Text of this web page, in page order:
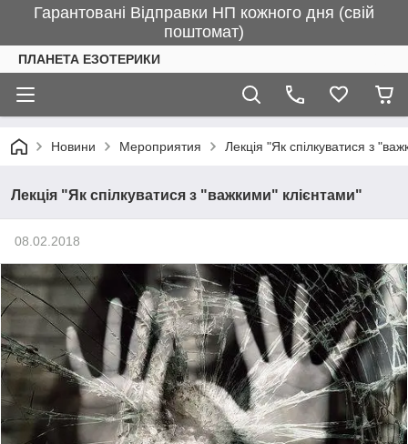
Гарантовані Відправки НП кожного дня (свій
поштомат)
ПЛАНЕТА ЕЗОТЕРИКИ
Новини Мероприятия Лекція "Як спілкуватися з
Лекція "Як спілкуватися з "важкими" клієнтами"
08.02.2018